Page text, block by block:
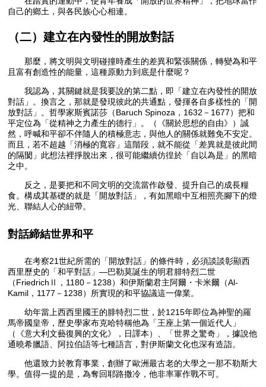
自己的鄉土，與各民族心心相連。
（二）建立在內發性的開放對話
那麼，將文明與文明碰撞時產生的差異和緊張關係，轉變為和平
且富有創造性的能量，這種原動力到底是什麼呢？
我認為，其關鍵就是我要說的第二點，即「建立在內發性的開放
對話」。換言之，那就是發現彼此的共通點，發揮各自多樣性的「開
放對話」。哲學家斯賓諾莎（Baruch Spinoza，1632－1677）把和
平定位為「從精神之力產生的德行」。（《關於思想的自由》）誠
然，呼喊和平卻不伴隨人的積極意志，與他人的關係就難免不安定。
而且，若不超越「消極的寬容」這階段，就不能從「差異就是彼此間
的隔閡」此想法裡掙脫出來，很可能繼續仿徨於「自以為是」的黑暗
之中。
反之，是要把和不同文明的交流當作啟發、提升自己的成長糧
食。構成其基礎的就是「開放對話」，有如黑暗中互相照亮腳下的燈
光、聯結人心的紐帶。
對話締結世界和平
在考察21世紀所需的「開放對話」的條件時，必須談談彰顯西
西里歷史的「和平對話」—巴勒莫誕生的明君腓特烈二世
（FriedrichⅡ，1180－1238）和伊斯蘭君主阿爾・卡米爾（Al-
Kamil，1177－1238）所實現的和平協議這一偉業。
幼年當上西西里國王的腓特烈二世，於1215年即位為神聖的羅
馬帝國皇帝，歷史學家布克哈特稱他為「王座上第一個近代人」
（《意大利文藝復興的文化》，日譯本）、「世界之驚奇」，據說他
通曉希臘語、阿拉伯語等七種語言，對伊斯蘭文化也深有造詣。
他還致力於教育事業，創辦了歐洲最古老的大學之一那不勒斯大
學。值得一提的是，為奪回耶路撒冷，他非率軍作戰不可。